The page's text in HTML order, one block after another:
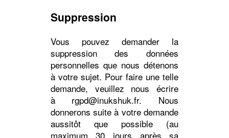
Suppression
Vous pouvez demander la
suppression des données
personnelles que nous détenons
à votre sujet. Pour faire une telle
demande, veuillez nous écrire
à rgpd@inukshuk.fr. Nous
donnerons suite à votre demande
aussitôt que possible (au
maximum 30 jours après sa